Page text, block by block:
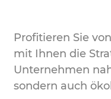
Profitieren Sie
mit Ihnen die
Unternehmen
sondern auch